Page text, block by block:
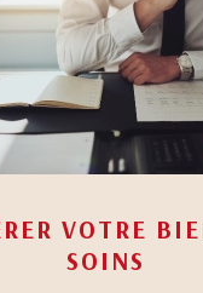
VOTRE
SOINS